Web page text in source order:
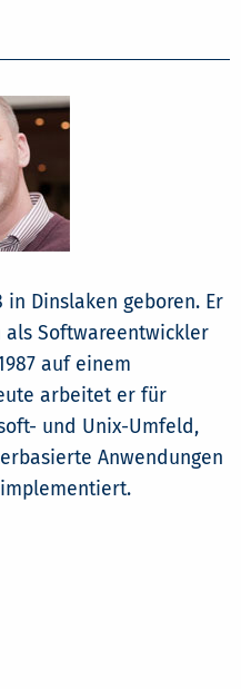
in Dinslaken geboren. Er
Softwareentwickler
auf einem
arbeitet er für
und Unix-Umfeld,
Anwendungen